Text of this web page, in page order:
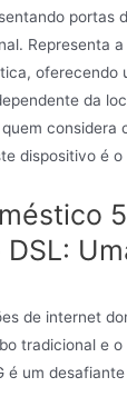
portas
Representa
oferecendo
da
considera
dispositivo é o
de internet
tradicional e
é um